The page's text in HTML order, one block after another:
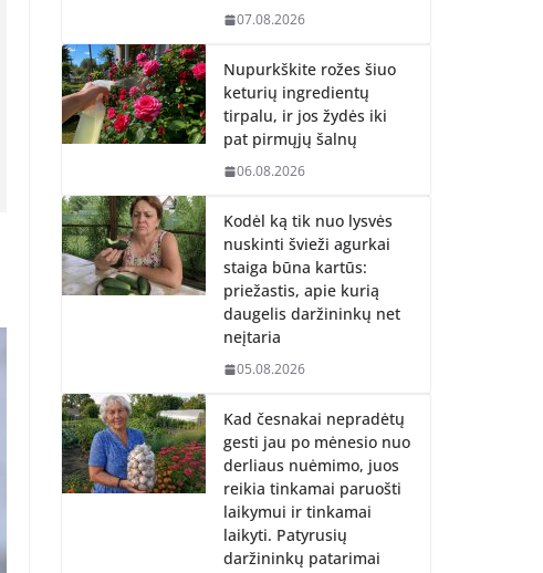
07.08.2026
Nupurkškite rožes šiuo
keturių ingredientų
tirpalu, ir jos žydės iki
pat pirmųjų šalnų
06.08.2026
Kodėl ką tik nuo lysvės
nuskinti švieži agurkai
staiga būna kartūs:
priežastis, apie kurią
daugelis daržininkų net
neįtaria
05.08.2026
Kad česnakai nepradėtų
gesti jau po mėnesio nuo
derliaus nuėmimo, juos
reikia tinkamai paruošti
laikymui ir tinkamai
laikyti. Patyrusių
daržininkų patarimai